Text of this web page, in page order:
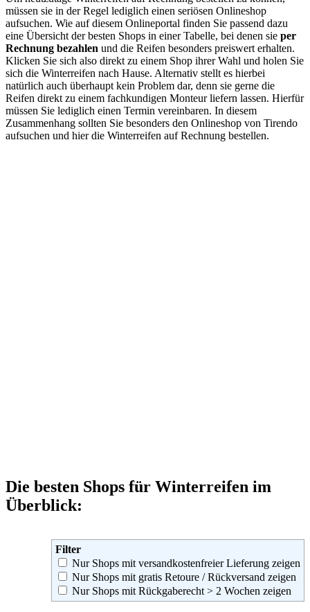
müssen sie in der Regel lediglich einen seriösen Onlineshop
aufsuchen. Wie auf diesem Onlineportal finden Sie passend dazu
eine Übersicht der besten Shops in einer Tabelle, bei denen sie per
Rechnung bezahlen und die Reifen besonders preiswert erhalten.
Klicken Sie sich also direkt zu einem Shop ihrer Wahl und holen Sie
sich die Winterreifen nach Hause. Alternativ stellt es hierbei
natürlich auch überhaupt kein Problem dar, denn sie gerne die
Reifen direkt zu einem fachkundigen Monteur liefern lassen. Hierfür
müssen Sie lediglich einen Termin vereinbaren. In diesem
Zusammenhang sollten Sie besonders den Onlineshop von Tirendo
aufsuchen und hier die Winterreifen auf Rechnung bestellen.
Die besten Shops für Winterreifen im
Überblick:
Filter
Nur Shops mit versandkostenfreier Lieferung zeigen
Nur Shops mit gratis Retoure / Rückversand zeigen
Nur Shops mit Rückgaberecht > 2 Wochen zeigen